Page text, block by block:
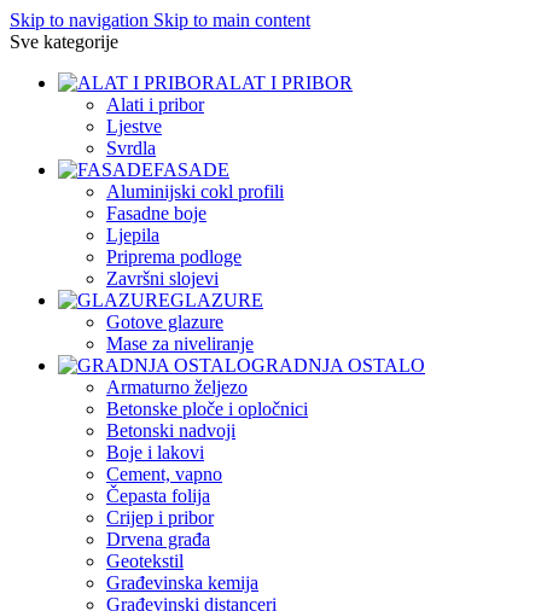
Skip to navigation Skip to main content
Sve kategorije
ALAT I PRIBOR
Alati i pribor
Ljestve
Svrdla
FASADE
Aluminijski cokl profili
Fasadne boje
Ljepila
Priprema podloge
Završni slojevi
GLAZURE
Gotove glazure
Mase za niveliranje
GRADNJA OSTALO
Armaturno željezo
Betonske ploče i opločnici
Betonski nadvoji
Boje i lakovi
Cement, vapno
Čepasta folija
Crijep i pribor
Drvena građa
Geotekstil
Građevinska kemija
Građevinski distanceri